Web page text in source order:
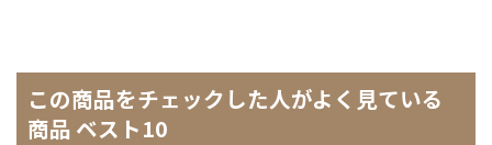
この商品をチェックした人がよく見ている
商品 ベスト10